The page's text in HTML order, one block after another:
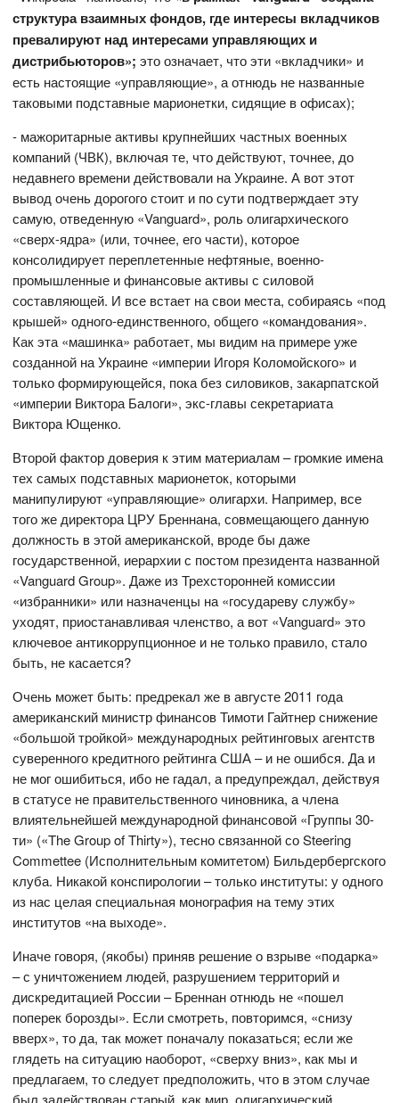
структура взаимных фондов, где интересы вкладчиков
превалируют над интересами управляющих и
дистрибьюторов»; это означает, что эти «вкладчики» и
есть настоящие «управляющие», а отнюдь не названные
таковыми подставные марионетки, сидящие в офисах);
- мажоритарные активы крупнейших частных военных
компаний (ЧВК), включая те, что действуют, точнее, до
недавнего времени действовали на Украине. А вот этот
вывод очень дорогого стоит и по сути подтверждает эту
самую, отведенную «Vanguard», роль олигархического
«сверх-ядра» (или, точнее, его части), которое
консолидирует переплетенные нефтяные, военно-
промышленные и финансовые активы с силовой
составляющей. И все встает на свои места, собираясь «под
крышей» одного-единственного, общего «командования».
Как эта «машинка» работает, мы видим на примере уже
созданной на Украине «империи Игоря Коломойского» и
только формирующейся, пока без силовиков, закарпатской
«империи Виктора Балоги», экс-главы секретариата
Виктора Ющенко.
Второй фактор доверия к этим материалам – громкие имена
тех самых подставных марионеток, которыми
манипулируют «управляющие» олигархи. Например, все
того же директора ЦРУ Бреннана, совмещающего данную
должность в этой американской, вроде бы даже
государственной, иерархии с постом президента названной
«Vanguard Group». Даже из Трехсторонней комиссии
«избранники» или назначенцы на «государеву службу»
уходят, приостанавливая членство, а вот «Vanguard» это
ключевое антикоррупционное и не только правило, стало
быть, не касается?
Очень может быть: предрекал же в августе 2011 года
американский министр финансов Тимоти Гайтнер снижение
«большой тройкой» международных рейтинговых агентств
суверенного кредитного рейтинга США – и не ошибся. Да и
не мог ошибиться, ибо не гадал, а предупреждал, действуя
в статусе не правительственного чиновника, а члена
влиятельнейшей международной финансовой «Группы 30-
ти» («The Group of Thirty»), тесно связанной со Steering
Commettee (Исполнительным комитетом) Бильдербергского
клуба. Никакой конспирологии – только институты: у одного
из нас целая специальная монография на тему этих
институтов «на выходе».
Иначе говоря, (якобы) приняв решение о взрыве «подарка»
– с уничтожением людей, разрушением территорий и
дискредитацией России – Бреннан отнюдь не «пошел
поперек борозды». Если смотреть, повторимся, «снизу
вверх», то да, так может поначалу показаться; если же
глядеть на ситуацию наоборот, «сверху вниз», как мы и
предлагаем, то следует предположить, что в этом случае
был задействован старый, как мир, олигархический